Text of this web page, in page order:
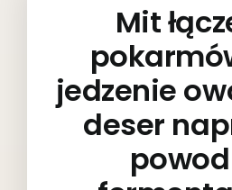
Mit
jedzenie
deser